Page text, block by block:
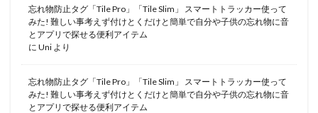
忘れ物防止タグ「Tile Pro」「Tile Slim」 スマートトラッカー使って
みた! 難しい事考えず付けとくだけと簡単で自分や子供の忘れ物に音
とアプリで探せる便利アイテム
に Uni より
忘れ物防止タグ「Tile Pro」「Tile Slim」 スマートトラッカー使って
みた! 難しい事考えず付けとくだけと簡単で自分や子供の忘れ物に音
とアプリで探せる便利アイテム